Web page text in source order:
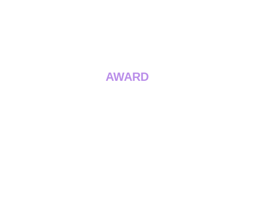
AWARD